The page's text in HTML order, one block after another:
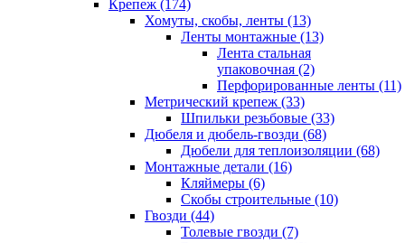
Крепеж (174)
Хомуты, скобы, ленты (13)
Ленты монтажные (13)
Лента стальная
упаковочная (2)
Перфорированные ленты (11)
Метрический крепеж (33)
Шпильки резьбовые (33)
Дюбеля и дюбель-гвозди (68)
Дюбели для теплоизоляции (68)
Монтажные детали (16)
Кляймеры (6)
Скобы строительные (10)
Гвозди (44)
Толевые гвозди (7)